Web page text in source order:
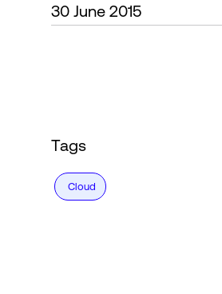
Language
30 June 2015
Tags
Cloud